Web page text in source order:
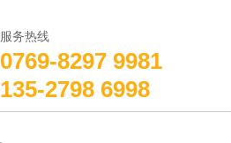
服务热线
0769-8297 9981
135-2798 6998